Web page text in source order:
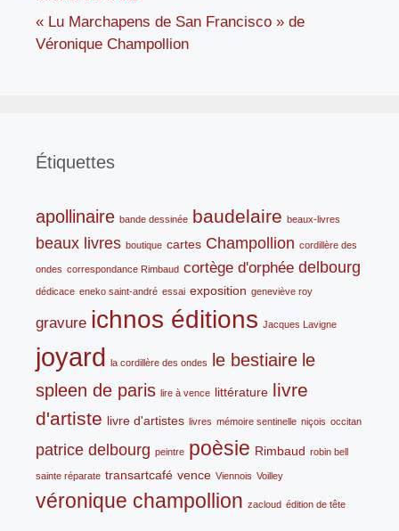
« Lu Marchapens de San Francisco » de
Véronique Champollion
Étiquettes
apollinaire bande dessinée baudelaire beaux-livres
beaux livres boutique cartes Champollion cordillère des
ondes correspondance Rimbaud cortège d'orphée delbourg
dédicace eneko saint-andré essai exposition geneviève roy
gravure ichnos éditions Jacques Lavigne
joyard la cordillère des ondes le bestiaire le
spleen de paris lire à vence littérature livre
d'artiste livre d'artistes livres mémoire sentinelle niçois occitan
patrice delbourg peintre poèsie Rimbaud robin bell
sainte réparate transartcafé vence Viennois Voilley
véronique champollion zacloud édition de tête